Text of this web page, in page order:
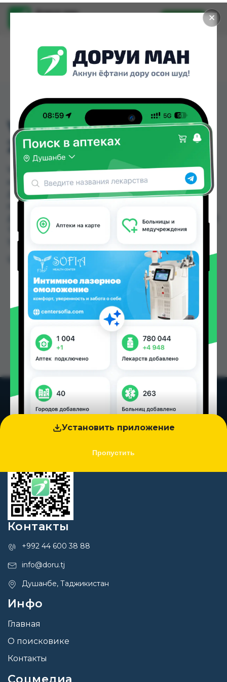
✕
Установить приложение
Пропустить
Доруи ман
Установить
VITAMIN D3 BIOMO
20.000 50ST
VITAMIN D3 BIOMO 20.000 50ST можно купить
или заказать в аптеках, Аптека Нур (Nur), Арзон
Дору, Арча, Ватан №2, Дороб спортивное
Дороб спортивное питание №3 по цене от 43.00
TJS до 353.00 TJS в Душанбе и других городах
Таджикистана
Цена: от43.00 TJS
Контакты
+992 44 600 38 88
info@doru.tj
Душанбе, Таджикистан
Инфо
Главная
О поисковике
Контакты